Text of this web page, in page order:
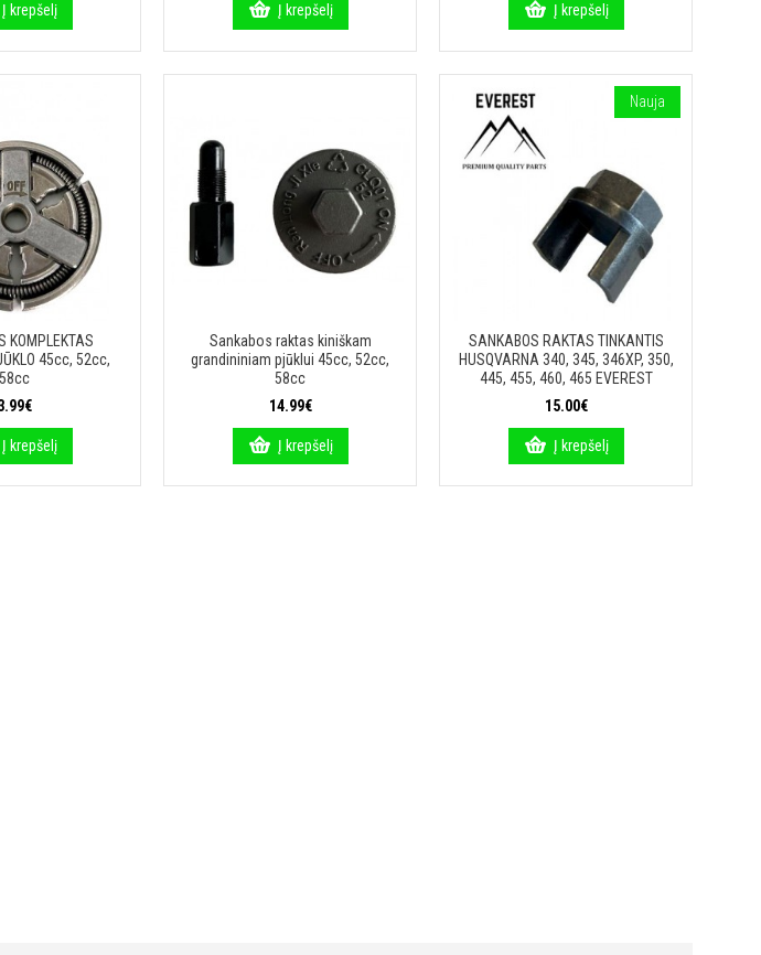
Į krepšelį Į krepšelį Į krepšelį
KOMPLEKTAS
45cc, 52cc,
58cc
Į krepšelį
Sankabos raktas kiniškam
grandininiam pjūklui 45cc, 52cc,
58cc
14.99€
Į krepšelį
Nauja
SANKABOS RAKTAS TINKANTIS
HUSQVARNA 340, 345, 346XP, 350,
445, 455, 460, 465 EVEREST
15.00€
Į krepšelį